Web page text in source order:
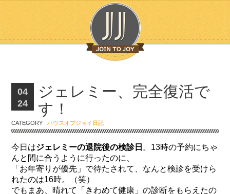
04
24
ジェレミー、完全復活で
す！
CATEGORY :ハウスオブジョイ日記
今日はジェレミーの退院後の検診日 。13時の予約にちゃ
んと間に合うように行ったのに、
「お年寄りが優先」で待たされて、なんと検診を受けら
れたのは16時。（笑）
でもまあ、晴れて「きわめて健康」の診断をもらえたの